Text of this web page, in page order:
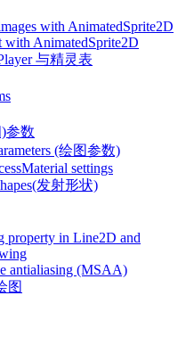
with AnimatedSprite2D
with AnimatedSprite2D
与精灵表
参数
(绘图参数)
settings
发射形状)
property in Line2D and
antialiasing (MSAA)
图